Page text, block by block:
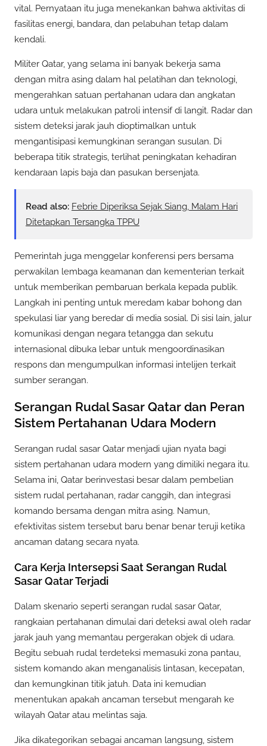
vital. Pernyataan itu juga menekankan bahwa aktivitas di
fasilitas energi, bandara, dan pelabuhan tetap dalam
kendali.
Militer Qatar, yang selama ini banyak bekerja sama
dengan mitra asing dalam hal pelatihan dan teknologi,
mengerahkan satuan pertahanan udara dan angkatan
udara untuk melakukan patroli intensif di langit. Radar dan
sistem deteksi jarak jauh dioptimalkan untuk
mengantisipasi kemungkinan serangan susulan. Di
beberapa titik strategis, terlihat peningkatan kehadiran
kendaraan lapis baja dan pasukan bersenjata.
Read also: Febrie Diperiksa Sejak Siang, Malam Hari
Ditetapkan Tersangka TPPU
Pemerintah juga menggelar konferensi pers bersama
perwakilan lembaga keamanan dan kementerian terkait
untuk memberikan pembaruan berkala kepada publik.
Langkah ini penting untuk meredam kabar bohong dan
spekulasi liar yang beredar di media sosial. Di sisi lain, jalur
komunikasi dengan negara tetangga dan sekutu
internasional dibuka lebar untuk mengoordinasikan
respons dan mengumpulkan informasi intelijen terkait
sumber serangan.
Serangan Rudal Sasar Qatar dan Peran
Sistem Pertahanan Udara Modern
Serangan rudal sasar Qatar menjadi ujian nyata bagi
sistem pertahanan udara modern yang dimiliki negara itu.
Selama ini, Qatar berinvestasi besar dalam pembelian
sistem rudal pertahanan, radar canggih, dan integrasi
komando bersama dengan mitra asing. Namun,
efektivitas sistem tersebut baru benar benar teruji ketika
ancaman datang secara nyata.
Cara Kerja Intersepsi Saat Serangan Rudal
Sasar Qatar Terjadi
Dalam skenario seperti serangan rudal sasar Qatar,
rangkaian pertahanan dimulai dari deteksi awal oleh radar
jarak jauh yang memantau pergerakan objek di udara.
Begitu sebuah rudal terdeteksi memasuki zona pantau,
sistem komando akan menganalisis lintasan, kecepatan,
dan kemungkinan titik jatuh. Data ini kemudian
menentukan apakah ancaman tersebut mengarah ke
wilayah Qatar atau melintas saja.
Jika dikategorikan sebagai ancaman langsung, sistem